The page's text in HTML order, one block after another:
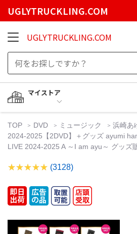
UGLYTRUCKLING.COM
UGLYTRUCKLING.COM
マイストア
TOP DVD ミュージック
浜崎あ
2024-2025【2DVD】＋グッズ ayumi
LIVE 2024-2025 A ～I am ayu～ グッズ
(3128)